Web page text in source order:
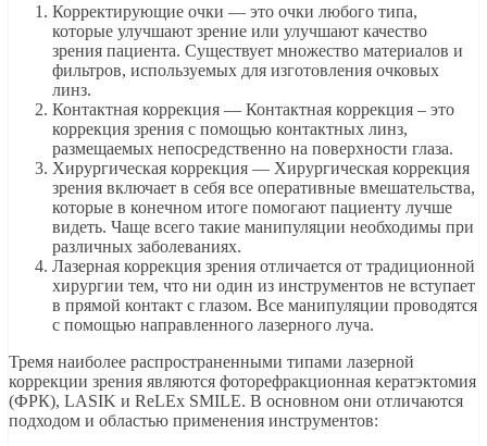
Корректирующие очки — это очки любого типа,
которые улучшают зрение или улучшают качество
зрения пациента. Существует множество материалов и
фильтров, используемых для изготовления очковых
линз.
Контактная коррекция — Контактная коррекция – это
коррекция зрения с помощью контактных линз,
размещаемых непосредственно на поверхности глаза.
Хирургическая коррекция — Хирургическая коррекция
зрения включает в себя все оперативные вмешательства,
которые в конечном итоге помогают пациенту лучше
видеть. Чаще всего такие манипуляции необходимы при
различных заболеваниях.
Лазерная коррекция зрения отличается от традиционной
хирургии тем, что ни один из инструментов не вступает
в прямой контакт с глазом. Все манипуляции проводятся
с помощью направленного лазерного луча.
Тремя наиболее распространенными типами лазерной
коррекции зрения являются фоторефракционная кератэктомия
(ФРК), LASIK и ReLEx SMILE. В основном они отличаются
подходом и областью применения инструментов: